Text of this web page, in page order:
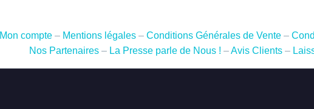
-
du
Mon compte– Mentions légales– Conditions Générales de Vente –
Nos Partenaires – La Presse parle de Nous ! –Avis Clients –